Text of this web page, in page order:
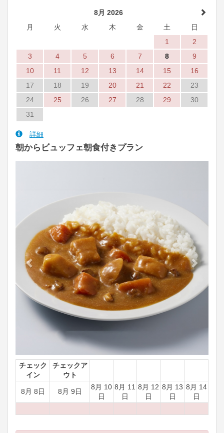
8月 2026
月
火 水 木 金 土
日
1
2
3
4 5 6 7 8
9
10
11 12 13 14 15
16
17
18 19 20 21 22
23
24
25 26 27 28 29
30
31
詳細
朝からビュッフェ朝食付きプラン
チェック
イン
チェックア
ウト
8月 8日 8月 9日
8月 10
日
8月 11
日
8月 12
日
8月 13
日
8月 14
日